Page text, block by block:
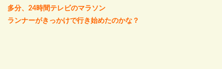
多分、24時間テレビのマラソン
ランナーがきっかけで行き始めたのかな？